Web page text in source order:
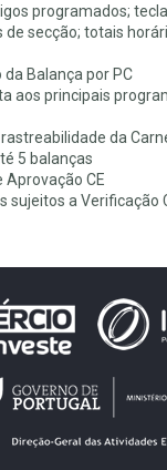
programados;
secção; totais
Balança por PC
aos principais
da
5 balanças
Aprovação CE
sujeitos a Verificação